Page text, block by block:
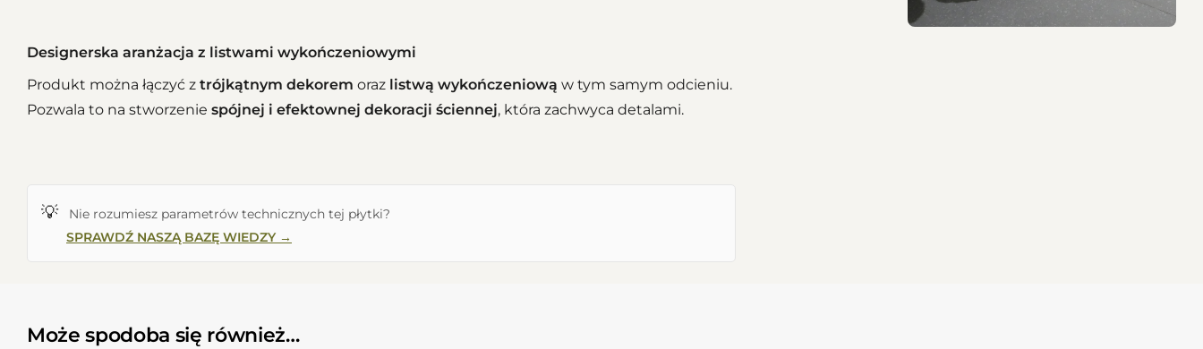
Designerska aranżacja z listwami wykończeniowymi
Produkt można łączyć z trójkątnym dekorem oraz listwą wykończeniową w tym samym odcieniu.
Pozwala to na stworzenie spójnej i efektownej dekoracji ściennej, która zachwyca detalami.
💡 Nie rozumiesz parametrów technicznych tej płytki?
SPRAWDŹ NASZĄ BAZĘ WIEDZY →
Może spodoba się również…